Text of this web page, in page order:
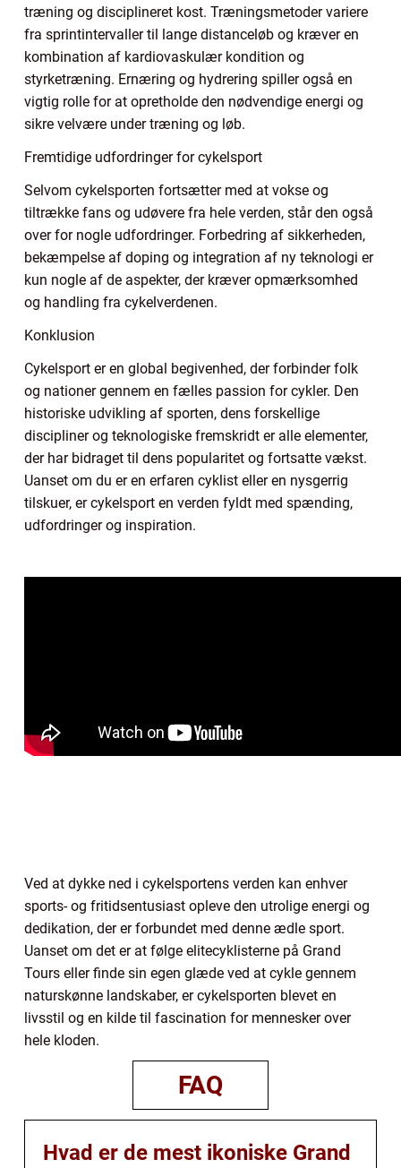
træning og disciplineret kost. Træningsmetoder variere
fra sprintintervaller til lange distanceløb og kræver en
kombination af kardiovaskulær kondition og
styrketræning. Ernæring og hydrering spiller også en
vigtig rolle for at opretholde den nødvendige energi og
sikre velvære under træning og løb.
Fremtidige udfordringer for cykelsport
Selvom cykelsporten fortsætter med at vokse og
tiltrække fans og udøvere fra hele verden, står den også
over for nogle udfordringer. Forbedring af sikkerheden,
bekæmpelse af doping og integration af ny teknologi er
kun nogle af de aspekter, der kræver opmærksomhed
og handling fra cykelverdenen.
Konklusion
Cykelsport er en global begivenhed, der forbinder folk
og nationer gennem en fælles passion for cykler. Den
historiske udvikling af sporten, dens forskellige
discipliner og teknologiske fremskridt er alle elementer,
der har bidraget til dens popularitet og fortsatte vækst.
Uanset om du er en erfaren cyklist eller en nysgerrig
tilskuer, er cykelsport en verden fyldt med spænding,
udfordringer og inspiration.
Ved at dykke ned i cykelsportens verden kan enhver
sports- og fritidsentusiast opleve den utrolige energi og
dedikation, der er forbundet med denne ædle sport.
Uanset om det er at følge elitecyklisterne på Grand
Tours eller finde sin egen glæde ved at cykle gennem
naturskønne landskaber, er cykelsporten blevet en
livsstil og en kilde til fascination for mennesker over
hele kloden.
FAQ
Hvad er de mest ikoniske Grand